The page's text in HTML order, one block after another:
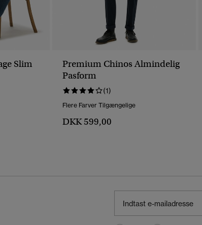
Slim
Premium Chinos Almindelig
Pasform
(1)
Flere Farver Tilgængelige
DKK 599,00